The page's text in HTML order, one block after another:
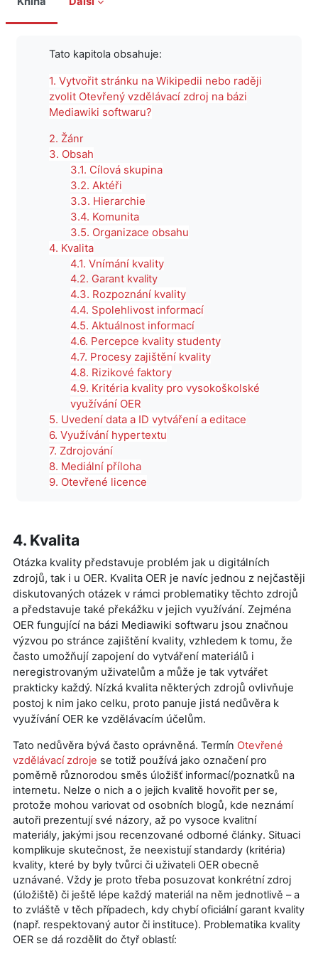
Tato kapitola obsahuje:
1. Vytvořit stránku na Wikipedii nebo raději
zvolit Otevřený vzdělávací zdroj na bázi
Mediawiki softwaru?
2. Žánr
3. Obsah
3.1. Cílová skupina
3.2. Aktéři
3.3. Hierarchie
3.4. Komunita
3.5. Organizace obsahu
4. Kvalita
4.1. Vnímání kvality
4.2. Garant kvality
4.3. Rozpoznání kvality
4.4. Spolehlivost informací
4.5. Aktuálnost informací
4.6. Percepce kvality studenty
4.7. Procesy zajištění kvality
4.8. Rizikové faktory
4.9. Kritéria kvality pro vysokoškolské
využívání OER
5. Uvedení data a ID vytváření a editace
6. Využívání hypertextu
7. Zdrojování
8. Mediální příloha
9. Otevřené licence
4. Kvalita
Otázka kvality představuje problém jak u digitálních
zdrojů, tak i u OER. Kvalita OER je navíc jednou z nejčastěji
diskutovaných otázek v rámci problematiky těchto zdrojů
a představuje také překážku v jejich využívání. Zejména
OER fungující na bázi Mediawiki softwaru jsou značnou
výzvou po stránce zajištění kvality, vzhledem k tomu, že
často umožňují zapojení do vytváření materiálů i
neregistrovaným uživatelům a může je tak vytvářet
prakticky každý. Nízká kvalita některých zdrojů ovlivňuje
postoj k nim jako celku, proto panuje jistá nedůvěra k
využívání OER ke vzdělávacím účelům.
Tato nedůvěra bývá často oprávněná. Termín Otevřené
vzdělávací zdroje se totiž používá jako označení pro
poměrně různorodou směs úložišť informací/poznatků na
internetu. Nelze o nich a o jejich kvalitě hovořit per se,
protože mohou variovat od osobních blogů, kde neznámí
autoři prezentují své názory, až po vysoce kvalitní
materiály, jakými jsou recenzované odborné články. Situaci
komplikuje skutečnost, že neexistují standardy (kritéria)
kvality, které by byly tvůrci či uživateli OER obecně
uznávané. Vždy je proto třeba posuzovat konkrétní zdroj
(úložiště) či ještě lépe každý materiál na něm jednotlivě – a
to zvláště v těch případech, kdy chybí oficiální garant kvality
(např. respektovaný autor či instituce). Problematika kvality
OER se dá rozdělit do čtyř oblastí: